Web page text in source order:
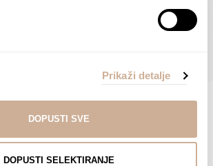
Prikaži detalje
DOPUSTI SVE
DOPUSTI SELEKTIRANJE
do
138,00 €
SVE PROIZVODE U OVOJ KATEGORIJI
Edition Fotografije